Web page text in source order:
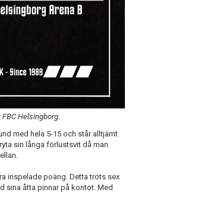
Helsingborg.
med hela 5-15 och står alltjämt
sin långa förlustsvit då man
inspelade poäng. Detta trots sex
sina åtta pinnar på kontot. Med